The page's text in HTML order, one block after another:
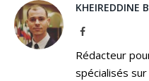
KHEIREDDINE
Facebook
Rédacteur
spécialisés